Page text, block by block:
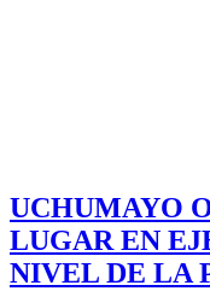
UCHUMAYO
LUGAR EN
NIVEL DE LA